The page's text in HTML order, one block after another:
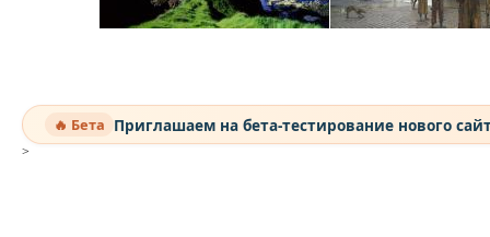
🔥 Бета Приглашаем на бета-тестирование нового
>